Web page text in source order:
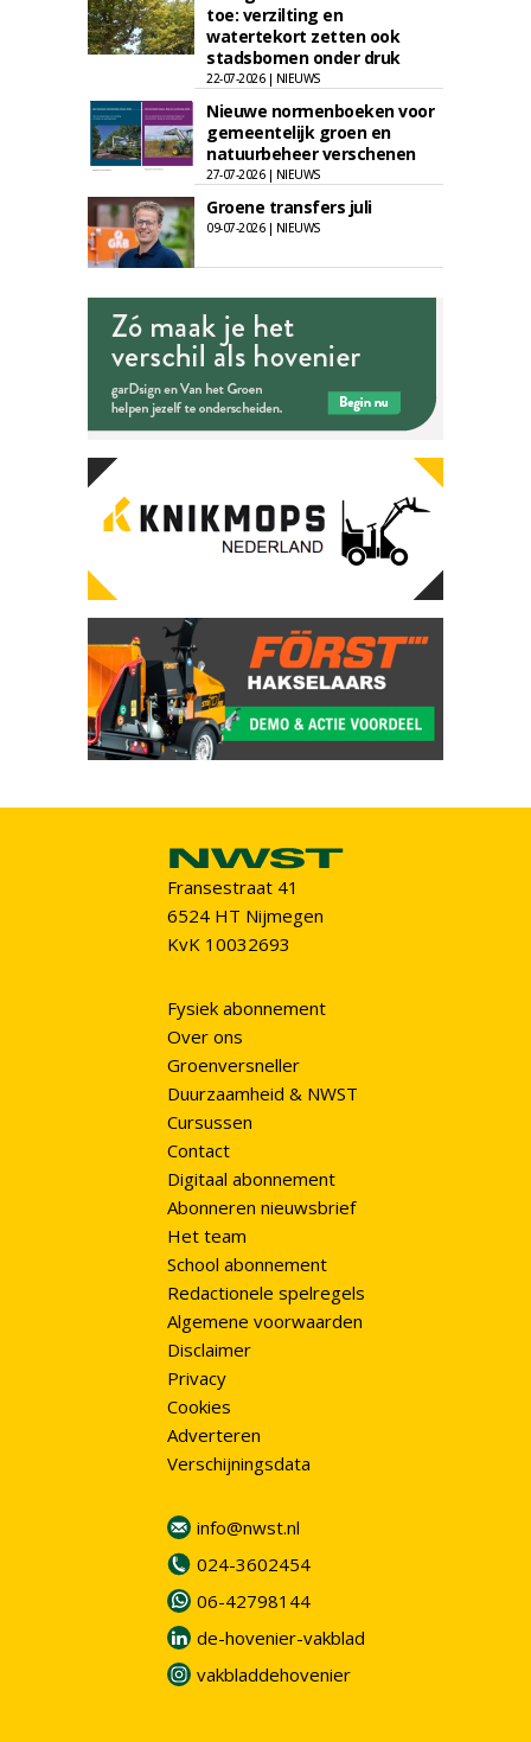
toe: verzilting en
watertekort zetten ook
stadsbomen onder druk
22-07-2026 | NIEUWS
Nieuwe normenboeken voor
gemeentelijk groen en
natuurbeheer verschenen
27-07-2026 | NIEUWS
Groene transfers juli
09-07-2026 | NIEUWS
Fransestraat 41
6524 HT Nijmegen
KvK 10032693
Fysiek abonnement
Over ons
Groenversneller
Duurzaamheid & NWST
Cursussen
Contact
Digitaal abonnement
Abonneren nieuwsbrief
Het team
School abonnement
Redactionele spelregels
Algemene voorwaarden
Disclaimer
Privacy
Cookies
Adverteren
Verschijningsdata
info@nwst.nl
024-3602454
06-42798144
de-hovenier-vakblad
vakbladdehovenier